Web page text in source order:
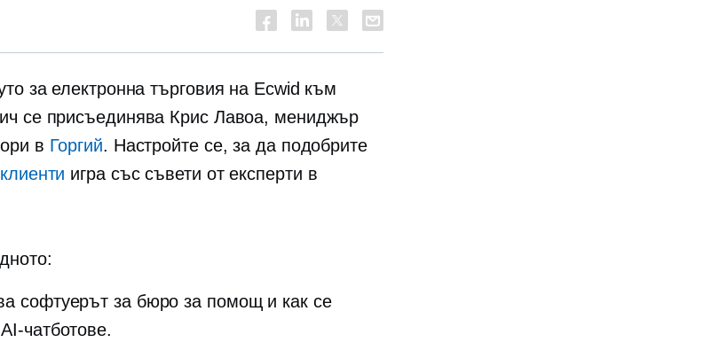
за електронна търговия на Ecwid към
се присъединява Крис Лавоа, мениджър
в Горгий. Настройте се, за да подобрите
игра със съвети от експерти в
софтуерът за бюро за помощ и как се
AI-чатботове.